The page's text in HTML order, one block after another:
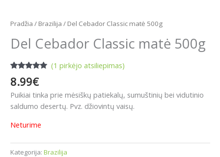
Pradžia / Brazilija / Del Cebador Classic matė 500g
Del Cebador Classic matė 500g
5.00iš 5
įvertinimų:)
(1 pirkėjo atsiliepimas)
8.99€
Puikiai tinka prie mėsiškų patiekalų, sumuštinių bei vidutinio
saldumo desertų. Pvz. džiovintų vaisų.
Neturime
Kategorija: Brazilija